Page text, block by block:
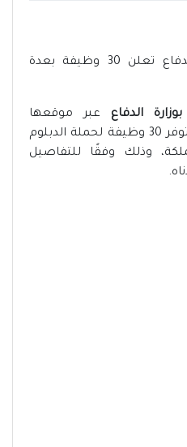
الخدمات الصحية بوزارة الدفاع تعلن 30 وظيفة بعدة
الدفاع عبر موقعها
) توفر 30 وظيفة لحملة الدبلوم
وذلك وفقًا للتفاصيل